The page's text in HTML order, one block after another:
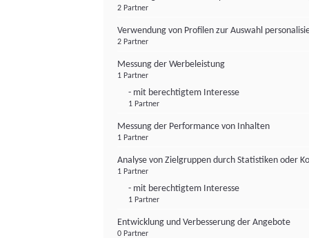
2 Partner
Verwendung von Profilen zur Auswahl
2 Partner
Messung der Werbeleistung
1 Partner
- mit berechtigtem Interesse
1 Partner
Messung der Performance von Inhalten
1 Partner
Analyse von Zielgruppen durch Statistiken oder
1 Partner
- mit berechtigtem Interesse
1 Partner
Entwicklung und Verbesserung der Angebote
0 Partner